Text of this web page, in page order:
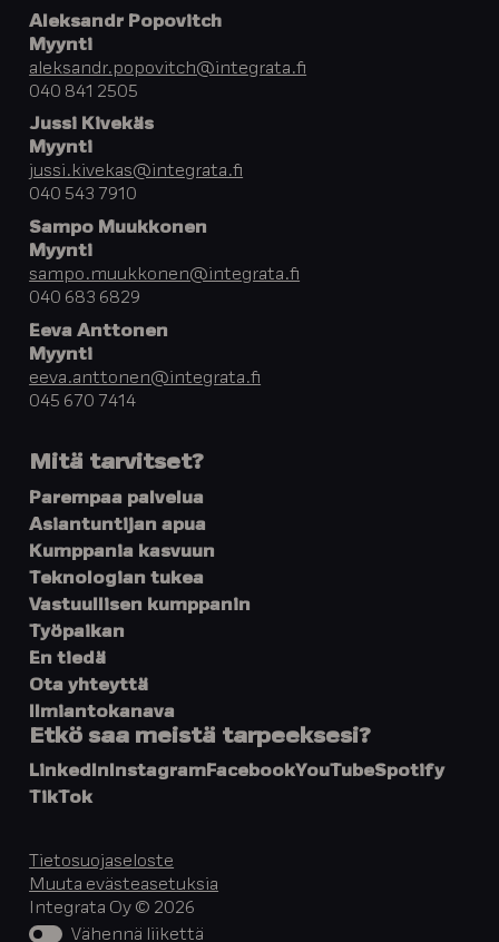
Aleksandr Popovitch
Myynti
aleksandr.popovitch@integrata.fi
040 841 2505
Jussi Kivekäs
Myynti
jussi.kivekas@integrata.fi
040 543 7910
Sampo Muukkonen
Myynti
sampo.muukkonen@integrata.fi
040 683 6829
Eeva Anttonen
Myynti
eeva.anttonen@integrata.fi
045 670 7414
Mitä tarvitset?
Parempaa palvelua
Asiantuntijan apua
Kumppania kasvuun
Teknologian tukea
Vastuullisen kumppanin
Työpaikan
En tiedä
Ota yhteyttä
Ilmiantokanava
Etkö saa meistä tarpeeksesi?
LinkedInInstagramFacebookYouTubeSpotify
TikTok
Tietosuojaseloste
Muuta evästeasetuksia
Integrata Oy © 2026
Vähennä liikettä